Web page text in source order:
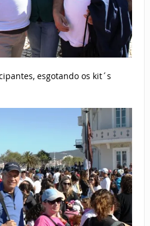
esgotando os kit´s